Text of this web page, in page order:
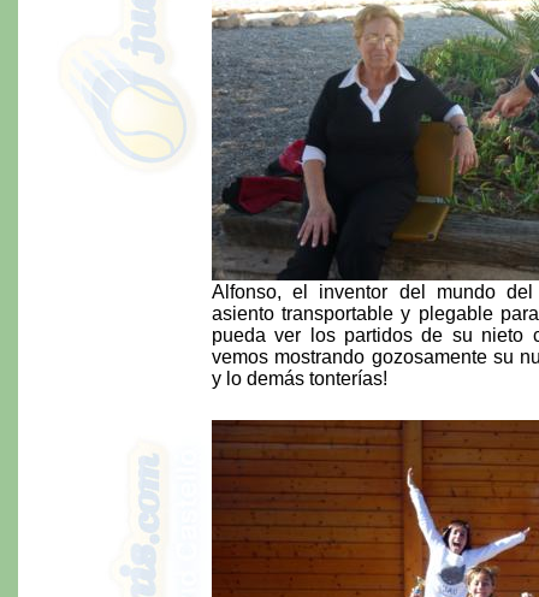
Alfonso, el inventor del mundo
asiento transportable y plegable
pueda ver los partidos de su nieto
vemos mostrando gozosamente su
y lo demás tonterías!